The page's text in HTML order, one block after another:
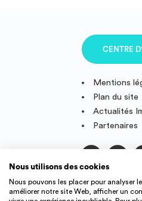
Mentions
Plan du site
Actualités
Partenaires
CENTRE
Suivez-nous
Nous utilisons des cookies
Nous pouvons les placer pour analyser
améliorer notre site Web, afficher un